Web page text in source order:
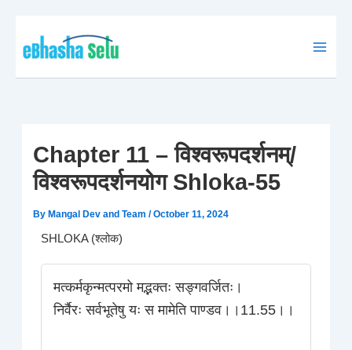
content
Chapter 11 – विश्वरूपदर्शनम्/
विश्वरूपदर्शनयोग Shloka-55
By Mangal Dev and Team/October 11, 2024
SHLOKA (श्लोक)
मत्कर्मकृन्मत्परमो मद्भक्तः सङ्गवर्जितः।
निर्वैरः सर्वभूतेषु यः स मामेति पाण्डव।।11.55।।